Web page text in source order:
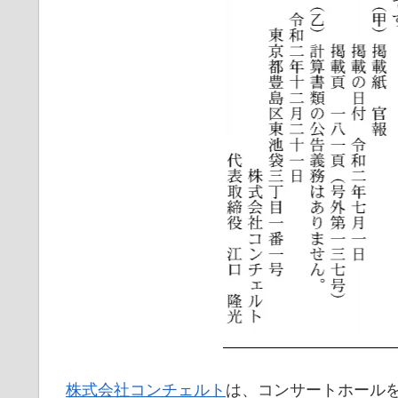
株式会社コンチェルト は、コンサートホール